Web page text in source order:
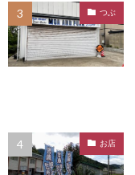
つぶ
お店